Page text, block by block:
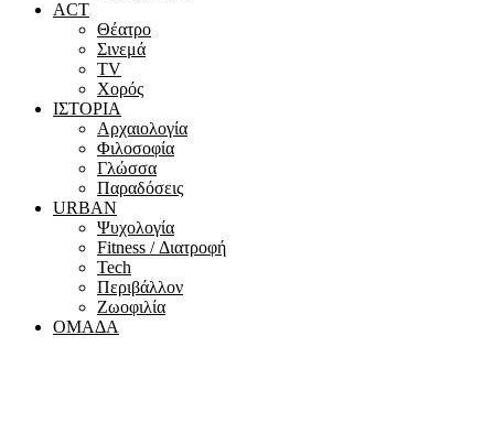
ACT
Θέατρο
Σινεμά
ΤV
Χορός
ΙΣΤΟΡΙΑ
Αρχαιολογία
Φιλοσοφία
Γλώσσα
Παραδόσεις
URBAN
Ψυχολογία
Fitness / Διατροφή
Tech
Περιβάλλον
Ζωοφιλία
ΟΜΑΔΑ